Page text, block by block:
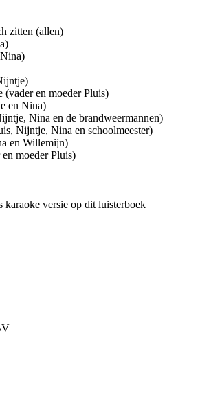
zitten (allen)
(vader en moeder Pluis)
en Nina)
Nina en de brandweermannen)
Nijntje, Nina en schoolmeester)
en Willemijn)
moeder Pluis)
karaoke versie op dit luisterboek